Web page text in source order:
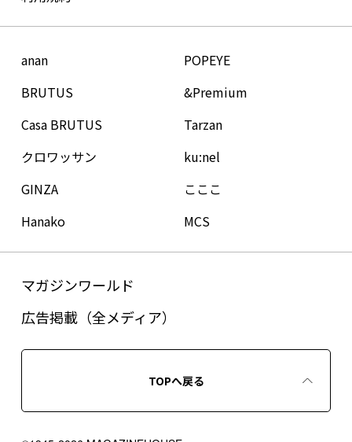
anan
BRUTUS
Casa BRUTUS
クロワッサン
GINZA
Hanako
POPEYE
&Premium
Tarzan
ku:nel
こここ
MCS
マガジンワールド
広告掲載（全メディア）
TOPへ戻る